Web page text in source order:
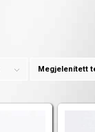
Megjelenített